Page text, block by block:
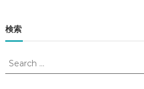
検索
S